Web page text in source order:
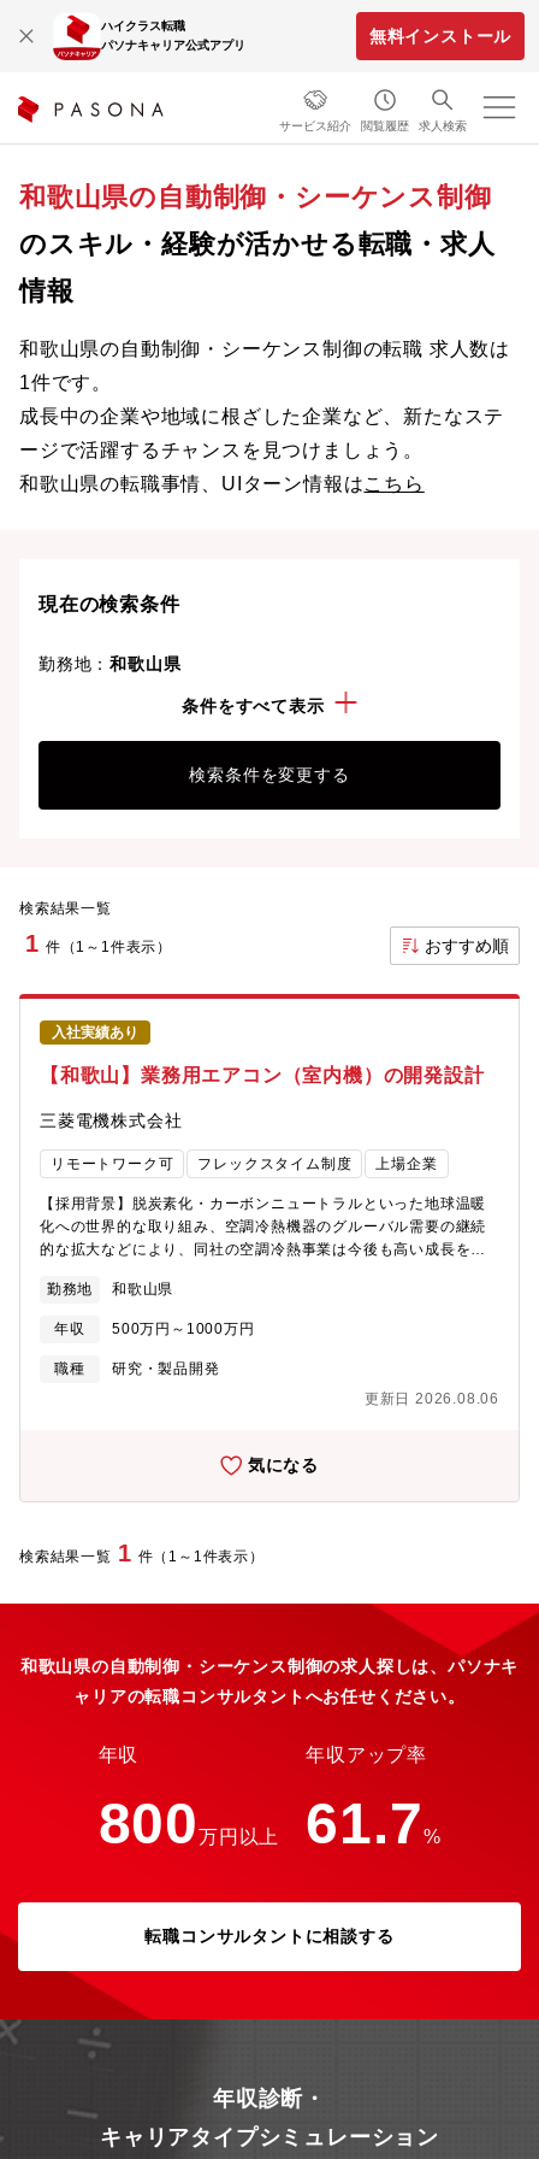
ハイクラス転職
パソナキャリア公式アプリ
無料インストール
サービス紹介 閲覧履歴 求人検索
和歌山県の自動制御・シーケンス制御
のスキル・経験が活かせる転職・求人
情報
和歌山県の自動制御・シーケンス制御の転職 求人数は
1件です。
成長中の企業や地域に根ざした企業など、新たなステ
ージで活躍するチャンスを見つけましょう。
和歌山県の転職事情、UIターン情報はこちら
現在の検索条件
勤務地：和歌山県
自動制御・シーケンス制御
条件をすべて表示
検索条件を変更する
検索結果一覧
1 件（1～1件表示） おすすめ順
入社実績あり
【和歌山】業務用エアコン（室内機）の開発設計
三菱電機株式会社
リモートワーク可 フレックスタイム制度 上場企業
【採用背景】脱炭素化・カーボンニュートラルといった地球温暖
化への世界的な取り組み、空調冷熱機器のグルーバル需要の継続
的な拡大などにより、同社の空調冷熱事業は今後も高い成長を見
しても、事業基盤の強化、事業拡大を見据えた人員増強のため、
積極的な経験者採用を行っております。冷熱システム製作所にて
取り扱う空調冷熱機器を通じ、社会を支え、人々の生活を快適に
し、地球環境への貢献に繋がる業務に携わってみませんか？これ
みたい方、ぜひご応募をお待ちしております。【組織のミッショ
場向けの製品企画、開発の計画策定、設計、評価、開発工程管理
等、開発工程、また出荷後の市場品質対応まで全般業務を担
当。・室内技課国内向けおよび海外向けパッケージエアコン室内
や構造設計は関連部門・関係会社にて行っているが、研究所含め
要とされる製品の開発を担う。・グループ国内、海外の向け先、
海外生産拠点により、課内グループ分けしているが。業務量によ
りグループ内の人員構成は都度調整しており、担当業務は固定し
ていない。【職務内容】業務用空調機（室内機）の開発設計とし
て、仕様検討、機能設計、開発評価を担当。≪具体的には≫環境
いただくことを想定しています。具体的には以下の業務を担当し
め・社内会議や必要書類の作成・海外工場への技術支援※海外の
法規制対応、市場調査も一部お任せします。※海外拠点メンバー
戦略事業として注力しております。また、世界中のインフラを空
に大きく貢献できる社会的意義があります。【事業/製品の強み】
全世界的なカーボンニュートラルの取り組みのなか、ヒートポン
プ技術を使ったマルチエアコンは世界各国で高い需要があり、ま
たグローバルで規模が伸長している分野です。現在、より環境負
【職場環境】①出張：有 (国内、海外）、期間：数日～数週間程度
②転勤可能性と想定移動先：有、研究所・関連他事業所（静
岡）・海外拠点（ただし入社後、当面は和歌山勤務前提）③リモ
勤務地 和歌山県
年収 500万円～1000万円
職種
研究・製品開発
更新日 2026.08.06
気になる
検索結果一覧 1 件（1～1件表示）
和歌山県の自動制御・シーケンス制御の求人探しは、パソナキ
ャリアの転職コンサルタントへお任せください。
年収
800万円以上
年収アップ率
61.7%
転職コンサルタントに相談する
年収診断・
キャリアタイプシミュレーション